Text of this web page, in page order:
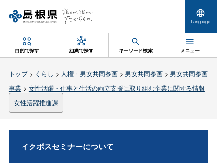
Language
目的で探す 組織で探す キーワード検索 メニュー
トップ> くらし > 人権・男女共同参画> 男女共同参画> 男女共同参画
事業> 女性活躍・仕事と生活の両立支援に取り組む企業に関する情報
女性活躍推進課
イクボスセミナーについて